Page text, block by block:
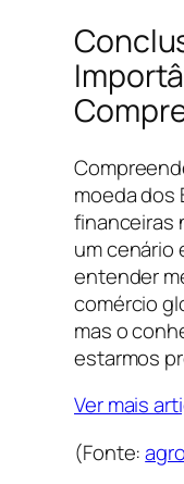
moeda dos
financeiras
um cenário
entender
comércio
mas o
estarmos
Ver mais
(Fonte: